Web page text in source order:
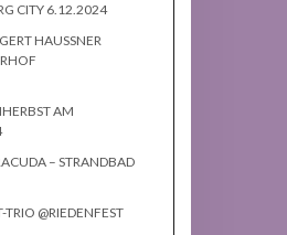
CITY 6.12.2024
HAUSSNER
AM
– STRANDBAD
@RIEDENFEST